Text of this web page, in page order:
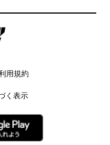
用規約
く表示